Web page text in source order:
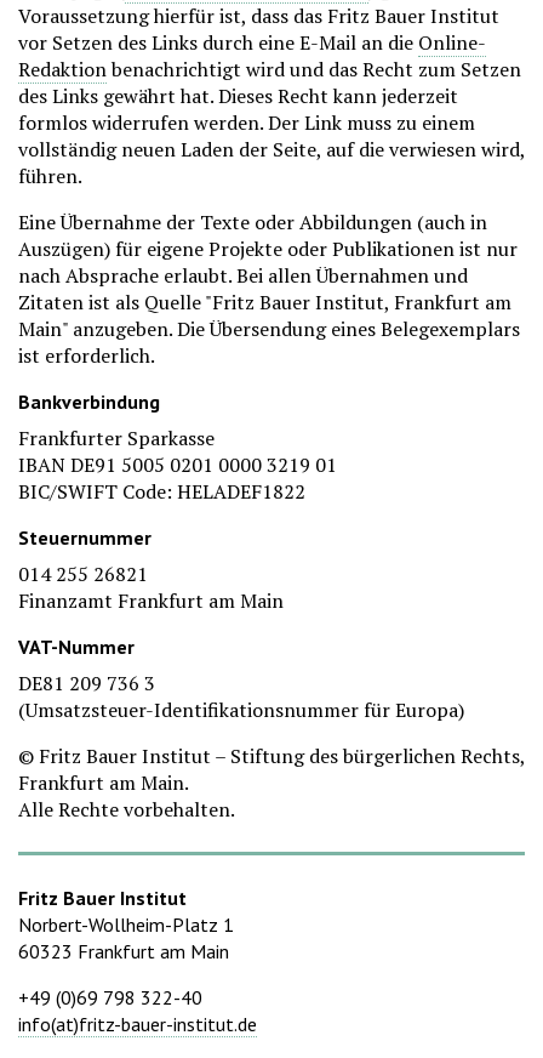
Voraussetzung hierfür ist, dass das Fritz Bauer Institut
vor Setzen des Links durch eine E-Mail an die Online-
Redaktionbenachrichtigt wird und das Recht zum Setzen
des Links gewährt hat. Dieses Recht kann jederzeit
formlos widerrufen werden. Der Link muss zu einem
vollständig neuen Laden der Seite, auf die verwiesen wird,
führen.
Eine Übernahme der Texte oder Abbildungen (auch in
Auszügen) für eigene Projekte oder Publikationen ist nur
nach Absprache erlaubt. Bei allen Übernahmen und
Zitaten ist als Quelle "Fritz Bauer Institut, Frankfurt am
Main" anzugeben. Die Übersendung eines Belegexemplars
ist erforderlich.
Bankverbindung
Frankfurter Sparkasse
IBAN DE91 5005 0201 0000 3219 01
BIC/SWIFT Code: HELADEF1822
Steuernummer
014 255 26821
Finanzamt Frankfurt am Main
VAT-Nummer
DE81 209 736 3
(Umsatzsteuer-Identifikationsnummer für Europa)
© Fritz Bauer Institut – Stiftung des bürgerlichen Rechts,
Frankfurt am Main.
Alle Rechte vorbehalten.
Fritz Bauer Institut
Norbert-Wollheim-Platz 1
60323 Frankfurt am Main
+49 (0)69 798 322-40
info(at)fritz-bauer-institut.de